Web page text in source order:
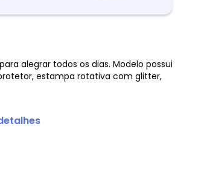
alegrar todos os dias. Modelo possui
estampa rotativa com glitter,